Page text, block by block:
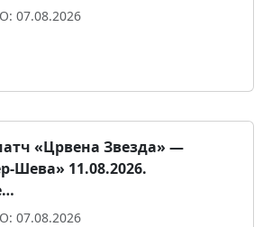
07.08.2026
«Црвена Звезда» ―
Шева» 11.08.2026.
07.08.2026